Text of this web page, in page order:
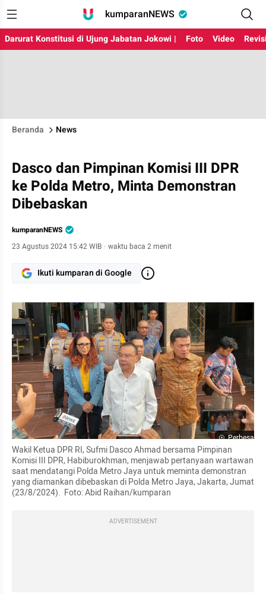
kumparanNEWS
Darurat Konstitusi di Ujung Jabatan Jokowi | Foto Video
Beranda News
Dasco dan Pimpinan Komisi III DPR
ke Polda Metro, Minta Demonstran
Dibebaskan
kumparanNEWS
23 Agustus 2024 15:42 WIB · waktu baca 2 menit
Ikuti kumparan di Google
Perbesar
Wakil Ketua DPR RI, Sufmi Dasco Ahmad bersama Pimpinan
Komisi III DPR, Habiburokhman, menjawab pertanyaan wartawan
saat mendatangi Polda Metro Jaya untuk meminta demonstran
yang diamankan dibebaskan di Polda Metro Jaya, Jakarta, Jumat
(23/8/2024).  Foto: Abid Raihan/kumparan
ADVERTISEMENT